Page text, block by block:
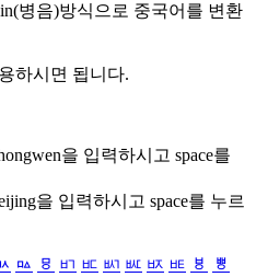
병음)방식으로 중국어를 변환
하시면 됩니다.
을 입력하시고 space를
을 입력하시고 space를 누르
ㅰ ㅱ ㅲ ㅳ ㅴ ㅵ ㅶ ㅷ ㅸ
ㅹ